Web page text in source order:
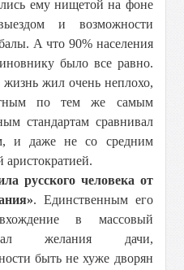
ему нищетой на фоне
и возможности
А что 90% населения
было все равно.
жил очень неплохо,
по тем же самым
стандартам сравнивал
и даже не со средним
аристократией.
русского человека от
. Единственным его
в массовый
желания дачи,
быть не хуже дворян